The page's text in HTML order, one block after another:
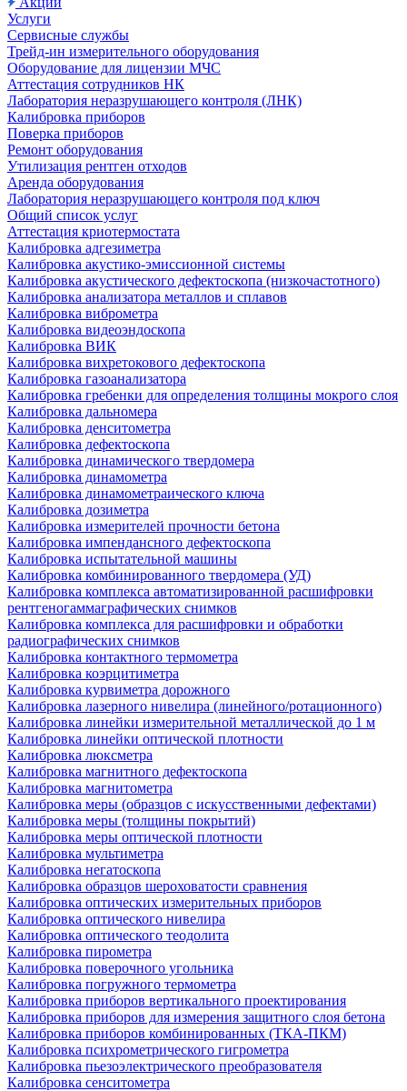
Услуги
Сервисные службы
Трейд-ин измерительного оборудования
Оборудование для лицензии МЧС
Аттестация сотрудников НК
Лаборатория неразрушающего контроля (ЛНК)
Калибровка приборов
Поверка приборов
Ремонт оборудования
Утилизация рентген отходов
Аренда оборудования
Лаборатория неразрушающего контроля под ключ
Общий список услуг
Аттестация криотермостата
Калибровка адгезиметра
Калибровка акустико-эмиссионной системы
Калибровка акустического дефектоскопа (низкочастотного)
Калибровка анализатора металлов и сплавов
Калибровка виброметра
Калибровка видеоэндоскопа
Калибровка ВИК
Калибровка вихретокового дефектоскопа
Калибровка газоанализатора
Калибровка гребенки для определения толщины мокрого слоя
Калибровка дальномера
Калибровка денситометра
Калибровка дефектоскопа
Калибровка динамического твердомера
Калибровка динамометра
Калибровка динамометраического ключа
Калибровка дозиметра
Калибровка измерителей прочности бетона
Калибровка импендансного дефектоскопа
Калибровка испытательной машины
Калибровка комбинированного твердомера (УД)
Калибровка комплекса автоматизированной расшифровки
рентгеногаммаграфических снимков
Калибровка комплекса для расшифровки и обработки
радиографических снимков
Калибровка контактного термометра
Калибровка коэрцитиметра
Калибровка курвиметра дорожного
Калибровка лазерного нивелира (линейного/ротационного)
Калибровка линейки измерительной металлической до 1 м
Калибровка линейки оптической плотности
Калибровка люксметра
Калибровка магнитного дефектоскопа
Калибровка магнитометра
Калибровка меры (образцов с искусственными дефектами)
Калибровка меры (толщины покрытий)
Калибровка меры оптической плотности
Калибровка мультиметра
Калибровка негатоскопа
Калибровка образцов шероховатости сравнения
Калибровка оптических измерительных приборов
Калибровка оптического нивелира
Калибровка оптического теодолита
Калибровка пирометра
Калибровка поверочного угольника
Калибровка погружного термометра
Калибровка приборов вертикального проектирования
Калибровка приборов для измерения защитного слоя бетона
Калибровка приборов комбинированных (ТКА-ПКМ)
Калибровка психрометрического гигрометра
Калибровка пьезоэлектрического преобразователя
Калибровка сенситометра